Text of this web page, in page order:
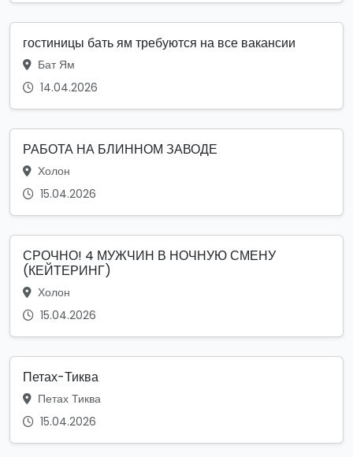
гостиницы бать ям требуются на все вакансии
Бат Ям
14.04.2026
РАБОТА НА БЛИННОМ ЗАВОДЕ
Холон
15.04.2026
СРОЧНО! 4 МУЖЧИН В НОЧНУЮ СМЕНУ
(КЕЙТЕРИНГ)
Холон
15.04.2026
Петах-Тиква
Петах Тиква
15.04.2026